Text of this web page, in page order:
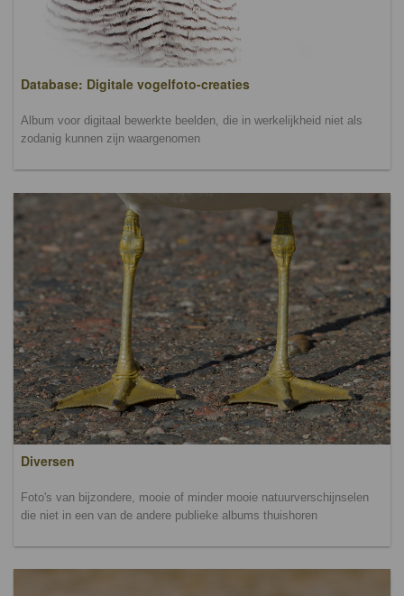
Database: Digitale vogelfoto-creaties
Album voor digitaal bewerkte beelden, die in werkelijkheid niet als
zodanig kunnen zijn waargenomen
Diversen
Foto's van bijzondere, mooie of minder mooie natuurverschijnselen
die niet in een van de andere publieke albums thuishoren